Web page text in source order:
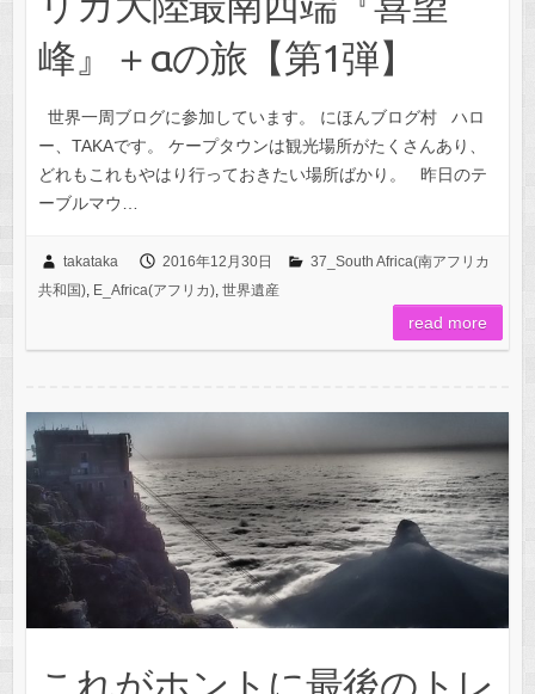
峰』＋αの旅【第1弾】
世界一周ブログに参加しています。 にほんブログ村 ハロ
ー、TAKAです。 ケープタウンは観光場所がたくさんあり、
どれもこれもやはり行っておきたい場所ばかり。 昨日のテ
ーブルマウ…
takataka 2016年12月30日
37_South Africa(南アフリカ
共和国), E_Africa(アフリカ), 世界遺産
read more
これがホントに最後のトレ